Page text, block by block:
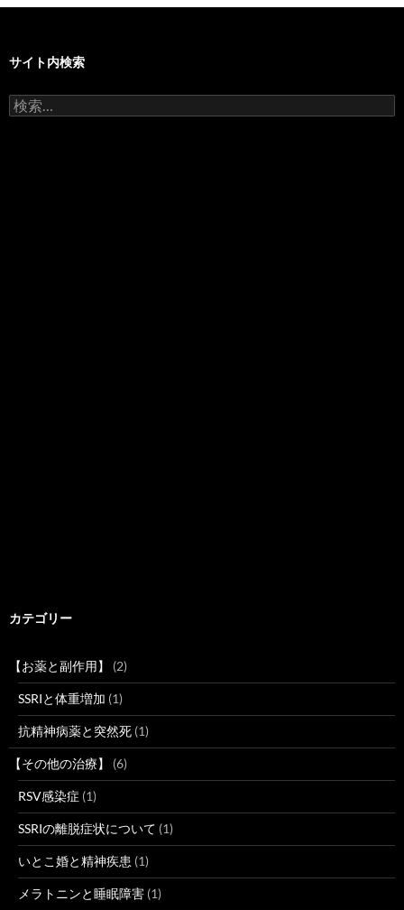
サイト内検索
検
索:
カテゴリー
【お薬と副作用】 (2)
SSRIと体重増加 (1)
抗精神病薬と突然死 (1)
【その他の治療】 (6)
RSV感染症 (1)
SSRIの離脱症状について (1)
いとこ婚と精神疾患 (1)
メラトニンと睡眠障害 (1)